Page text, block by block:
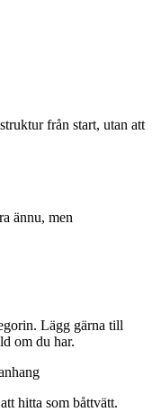
från start, utan att
ännu, men
Lägg gärna till
om du har.
hitta som båttvätt.